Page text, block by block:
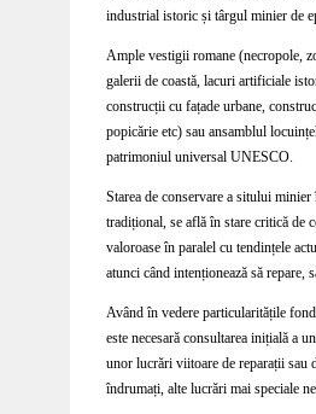
industrial istoric și târgul minier de
Ample vestigii romane (necropole,
galerii de coastă, lacuri artificiale
construcții cu fațade urbane,
popicărie etc) sau ansamblul
patrimoniul universal UNESCO.
Starea de conservare a sitului
tradițional, se află în stare critică de
valoroase în paralel cu tendințele
atunci când intenționează să repare,
Având în vedere particularitățile
este necesară consultarea inițială a
unor lucrări viitoare de reparații sau
îndrumați, alte lucrări mai speciale